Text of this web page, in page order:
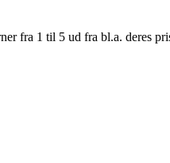
fra 1 til 5 ud fra bl.a. deres